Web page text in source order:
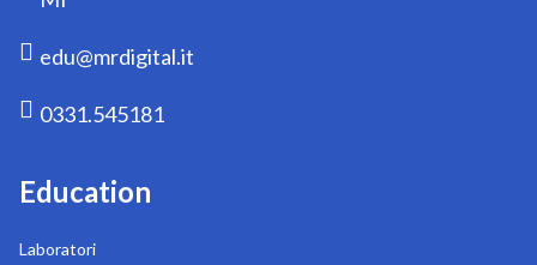
edu@mrdigital.it
0331.545181
Education
Laboratori